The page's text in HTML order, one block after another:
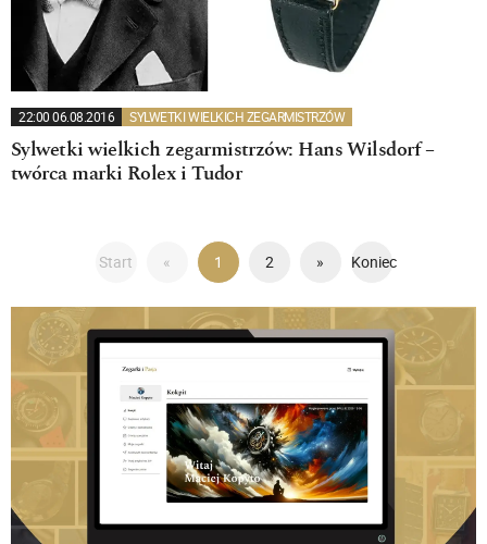
22:00 06.08.2016 SYLWETKI WIELKICH ZEGARMISTRZÓW
Sylwetki wielkich zegarmistrzów: Hans Wilsdorf –
twórca marki Rolex i Tudor
Start « 1 2 » Koniec